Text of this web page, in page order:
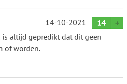
14-10-2021
14
is altijd gepredikt dat dit geen
of worden.